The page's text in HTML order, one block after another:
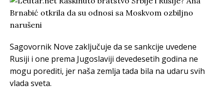
Sagovornik Nove zaključuje da se sankcije uvedene
Rusiji i one prema Jugoslaviji devedesetih godina ne
mogu porediti, jer naša zemlja tada bila na udaru svih
vlada sveta.